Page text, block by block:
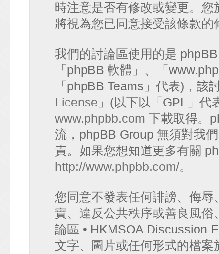
時注意是否有修改或變更。
將視為您已同意接受該條款的
我們的討論區使用的是
「phpBB 軟體」、「
「phpBB Teams」代表)，該
License 」(以下以「GPL」代
www.phpbb.com 下載取得。
流，phpBB Group 無須對我
責。如果您想知道更多有關
http://www.phpbb.com/。
您同意不發表任何誹謗、侮
實、違反公共秩序或善良風
論區 • HKMSOA Discussion
文字、圖片或任何形式的檔